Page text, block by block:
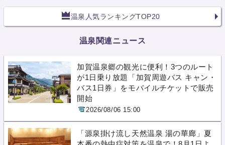
温泉人気ランキングTOP20
温泉関連ニュース
加賀温泉郷の観光に便利！3つのルート
が1日乗り放題「加賀周遊バス キャン・
バス1日券」をモバイルチケットで販売
開始
2026/08/06 15:00
「源泉掛け流し天然温泉 湯の華廊」夏